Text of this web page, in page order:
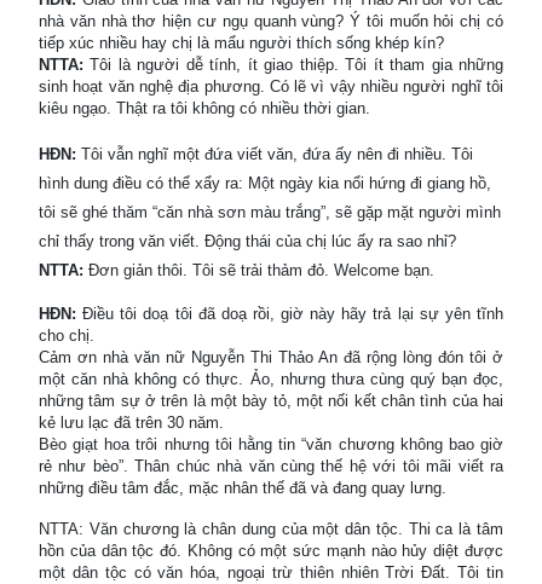
nhà văn nhà thơ hiện cư ngụ quanh vùng? Ý tôi muốn hỏi chị có
tiếp xúc nhiều hay chị là mẩu người thích sống khép kín?
NTTA: Tôi là người dễ tính, ít giao thiệp. Tôi ít tham gia những
sinh hoạt văn nghệ địa phương. Có lẽ vì vậy nhiều người nghĩ tôi
kiêu ngạo. Thật ra tôi không có nhiều thời gian.
HĐN: Tôi vẫn nghĩ một đứa viết văn, đứa ấy nên đi nhiều. Tôi
hình dung điều có thể xẩy ra: Một ngày kia nổi hứng đi giang hồ,
tôi sẽ ghé thăm “căn nhà sơn màu trắng”, sẽ gặp mặt người mình
chỉ thấy trong văn viết. Động thái của chị lúc ấy ra sao nhỉ?
NTTA: Đơn giản thôi. Tôi sẽ trải thảm đỏ. Welcome bạn.
HĐN: Điều tôi doạ tôi đã doạ rồi, giờ này hãy trả lại sự yên tĩnh
cho chị.
Cảm ơn nhà văn nữ Nguyễn Thi Thảo An đã rộng lòng đón tôi ở
một căn nhà không có thực. Ảo, nhưng thưa cùng quý bạn đọc,
những tâm sự ở trên là một bày tỏ, một nối kết chân tình của hai
kẻ lưu lạc đã trên 30 năm.
Bèo giạt hoa trôi nhưng tôi hằng tin “văn chương không bao giờ
rẻ như bèo”. Thân chúc nhà văn cùng thế hệ với tôi mãi viết ra
những điều tâm đắc, mặc nhân thế đã và đang quay lưng.
NTTA: Văn chương là chân dung của một dân tộc. Thi ca là tâm
hồn của dân tộc đó. Không có một sức mạnh nào hủy diệt được
một dân tộc có văn hóa, ngoại trừ thiên nhiên Trời Đất. Tôi tin